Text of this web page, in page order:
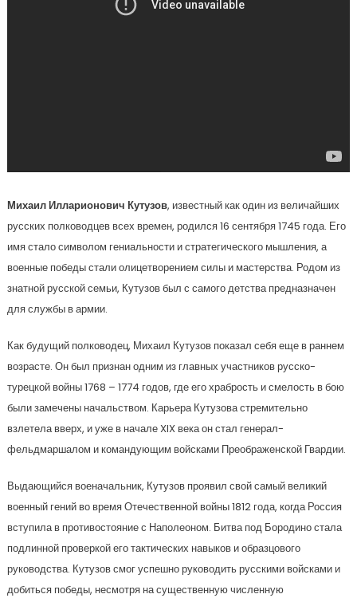
Михаил Илларионович Кутузов, известный как один из величайших
русских полководцев всех времен, родился 16 сентября 1745 года. Его
имя стало символом гениальности и стратегического мышления, а
военные победы стали олицетворением силы и мастерства. Родом из
знатной русской семьи, Кутузов был с самого детства предназначен
для службы в армии.
Как будущий полководец, Михаил Кутузов показал себя еще в раннем
возрасте. Он был признан одним из главных участников русско-
турецкой войны 1768 – 1774 годов, где его храбрость и смелость в бою
были замечены начальством. Карьера Кутузова стремительно
взлетела вверх, и уже в начале XIX века он стал генерал-
фельдмаршалом и командующим войсками Преображенской Гвардии.
Выдающийся военачальник, Кутузов проявил свой самый великий
военный гений во время Отечественной войны 1812 года, когда Россия
вступила в противостояние с Наполеоном. Битва под Бородино стала
подлинной проверкой его тактических навыков и образцового
руководства. Кутузов смог успешно руководить русскими войсками и
добиться победы, несмотря на существенную численную